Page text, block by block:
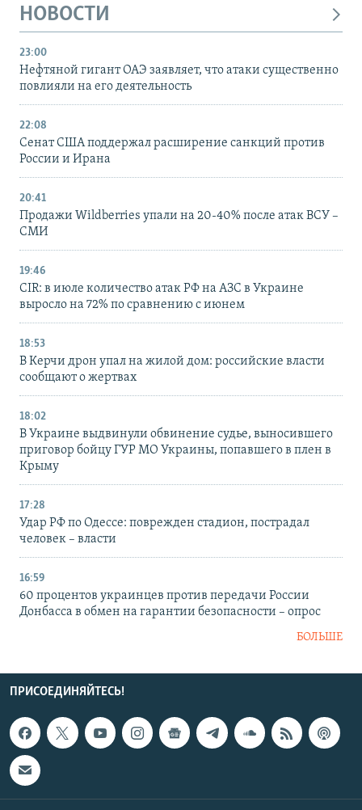
НОВОСТИ
23:00
Нефтяной гигант ОАЭ заявляет, что атаки существенно
повлияли на его деятельность
22:08
Сенат США поддержал расширение санкций против
России и Ирана
20:41
Продажи Wildberries упали на 20-40% после атак ВСУ –
СМИ
19:46
CIR: в июле количество атак РФ на АЗС в Украине
выросло на 72% по сравнению с июнем
18:53
В Керчи дрон упал на жилой дом: российские власти
сообщают о жертвах
18:02
В Украине выдвинули обвинение судье, выносившего
приговор бойцу ГУР МО Украины, попавшего в плен в
Крыму
17:28
Удар РФ по Одессе: поврежден стадион, пострадал
человек – власти
16:59
60 процентов украинцев против передачи России
Донбасса в обмен на гарантии безопасности – опрос
БОЛЬШЕ
ПРИСОЕДИНЯЙТЕСЬ!